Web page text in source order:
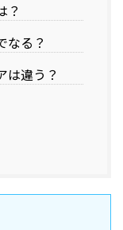
？
なる？
は違う？